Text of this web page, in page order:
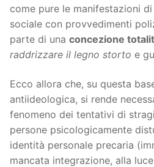
come pure le manifestazioni
sociale con provvedimenti
parte di una concezione
raddrizzare il legno storto e
Ecco allora che, su questa
antiideologica, si rende
fenomeno dei tentativi di
persone psicologicamente
identità personale precaria
mancata integrazione, alla